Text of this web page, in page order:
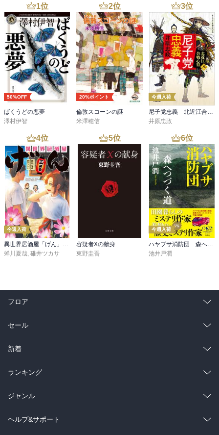
1位
50%OFF
ばくうどの悪夢
澤村伊智
2位
20%ポイント
倫敦スコーンの謎
米澤穂信
3位
今週入荷
尼子党忠義 北近江合戦心得〈八〉
井原忠政
4位
今週入荷
蝉川夏哉 碓井ツカサ
5位
容疑者Xの献身
東野圭吾
6位
今週入荷
池井戸潤
フロア
総合
ラノベ
雑誌・グラビア
BL・TL
セール
総合
ラノベ
雑誌・グラビア
BL・TL
新着
総合
ラノベ
雑誌・グラビア
ランキング
総合
ラノベ
ジャンル
コミック
ヘルプ&サポート